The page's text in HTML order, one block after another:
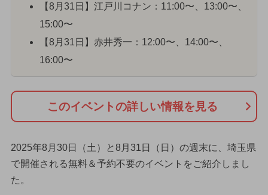
【8月31日】江戸川コナン：11:00〜、13:00〜、
15:00〜
【8月31日】赤井秀一：12:00〜、14:00〜、
16:00〜
このイベントの詳しい情報を見る
2025年8月30日（土）と8月31日（日）の週末に、埼玉県
で開催される無料＆予約不要のイベントをご紹介しまし
た。